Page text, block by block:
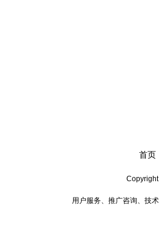
首页
用户服务、推广咨询、技